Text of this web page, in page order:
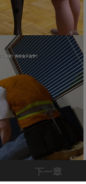
下一章